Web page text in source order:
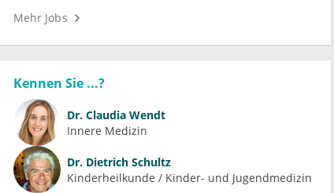
Mehr Jobs
Kennen Sie ...?
Dr. Claudia Wendt
Innere Medizin
Dr. Dietrich Schultz
Kinderheilkunde / Kinder- und Jugendmedizin